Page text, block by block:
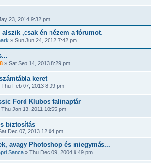
23, 2014 9:32 pm
alszik ,csak én nézem a fórumot.
» Sun Jun 24, 2012 7:42 pm
» Sat Sep 14, 2013 8:29 pm
keret
Thu Feb 07, 2013 8:09 pm
Ford Klubos falinaptár
Thu Jan 13, 2011 10:55 pm
biztosítás
Dec 07, 2013 12:04 pm
avagy Photoshop és miegymás...
Sanca » Thu Dec 09, 2004 9:49 pm